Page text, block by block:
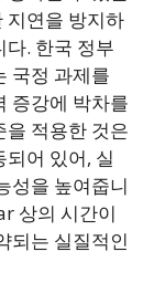
지연을 방지하
. 한국 정부
국정 과제를
증강에 박차를
을 적용한 것은
어 있어, 실
성을 높여줍니
상의 시간이
되는 실질적인